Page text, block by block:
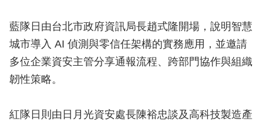
藍隊日由台北市政府資訊局長趙式隆開場，說明智慧
城市導入 AI 偵測與零信任架構的實務應用，並邀請
多位企業資安主管分享通報流程、跨部門協作與組織
韌性策略。
紅隊日則由日月光資安處長陳裕忠談及高科技製造產